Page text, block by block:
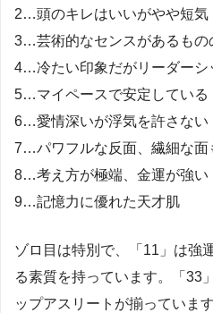
2…頭のキレはいいがやや短気
3…芸術的なセンスがあるもの
4…冷たい印象だがリーダーシ
5…マイペースで安定している
6…愛情深いが浮気を許さない
7…パワフルな反面、繊細な面
8…考え方が極端、金運が強い
9…記憶力に優れた天才肌
ゾロ目は特別で、「11」は強
る素質を持っています。「33
ップアスリートが揃っています